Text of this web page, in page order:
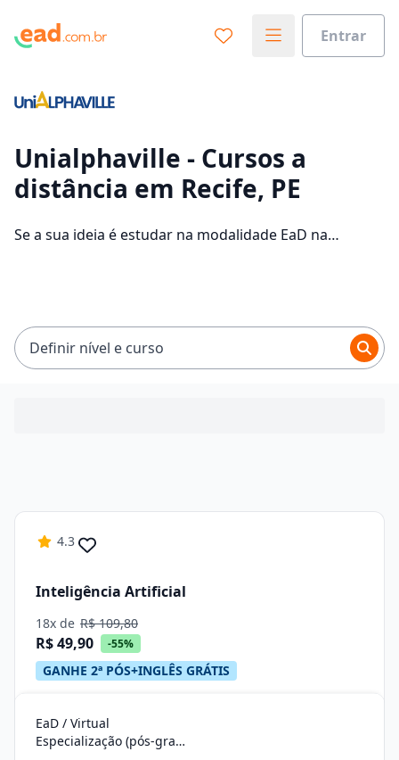
Entrar
Unialphaville - Cursos a
distância em Recife, PE
Se a sua ideia é estudar na modalidade EaD na
Definir nível e curso
4.3
Inteligência Artificial
18x de R$ 109,80
R$ 49,90 -55%
GANHE 2ª PÓS+INGLÊS GRÁTIS
EaD / Virtual
Especialização (pós-graduação)